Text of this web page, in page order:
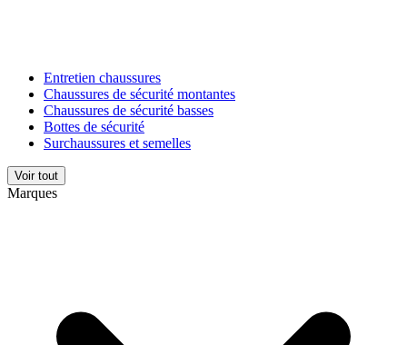
Entretien chaussures
Chaussures de sécurité montantes
Chaussures de sécurité basses
Bottes de sécurité
Surchaussures et semelles
Voir tout
Marques